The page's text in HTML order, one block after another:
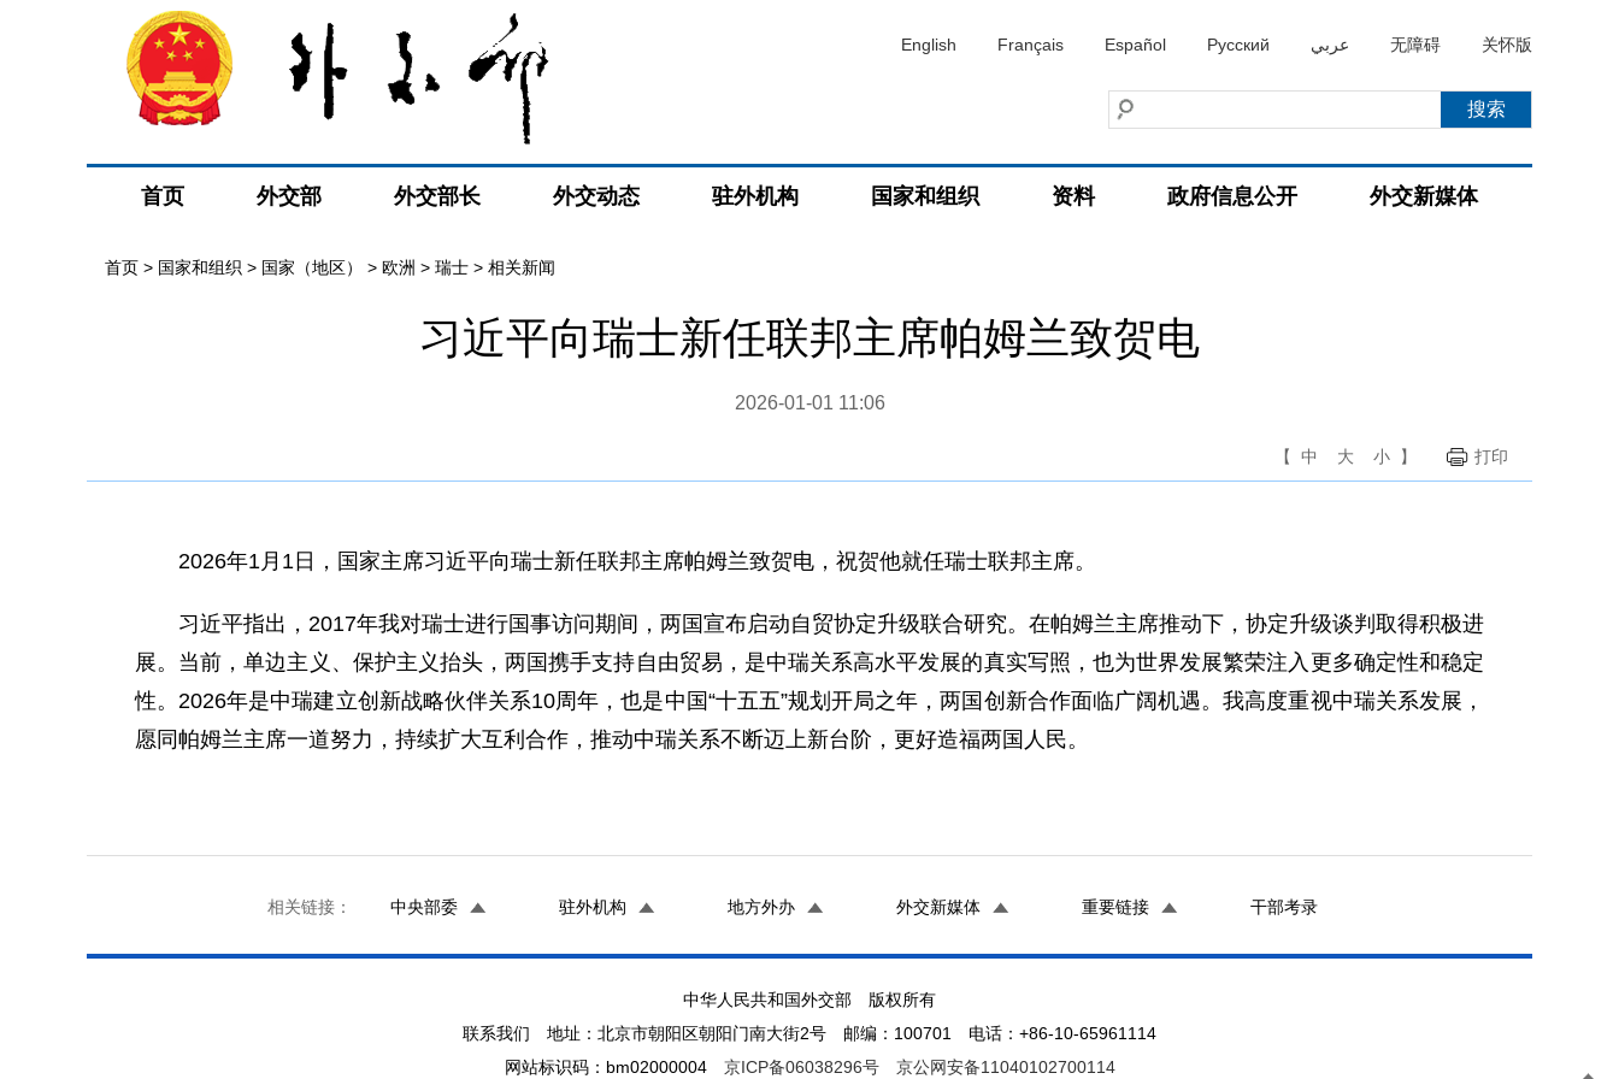
English Français Español Русский عربي 无障碍 关怀版
首页 外交部 外交部长 外交动态 驻外机构 国家和组织 资料 政府信息公开 外交新媒体
首页 > 国家和组织 > 国家（地区） > 欧洲 > 瑞士 > 相关新闻
习近平向瑞士新任联邦主席帕姆兰致贺电
2026-01-01 11:06
【 中 大 小 】 打印
2026年1月1日，国家主席习近平向瑞士新任联邦主席帕姆兰致贺电，祝贺他就任瑞士联邦主席。
习近平指出，2017年我对瑞士进行国事访问期间，两国宣布启动自贸协定升级联合研究。在帕姆兰主席推动下，协定升级谈判取得积极进
展。当前，单边主义、保护主义抬头，两国携手支持自由贸易，是中瑞关系高水平发展的真实写照，也为世界发展繁荣注入更多确定性和稳定
性。2026年是中瑞建立创新战略伙伴关系10周年，也是中国“十五五”规划开局之年，两国创新合作面临广阔机遇。我高度重视中瑞关系发展，
愿同帕姆兰主席一道努力，持续扩大互利合作，推动中瑞关系不断迈上新台阶，更好造福两国人民。
相关链接： 中央部委 驻外机构 地方外办 外交新媒体 重要链接 干部考录
中华人民共和国外交部 版权所有
联系我们 地址：北京市朝阳区朝阳门南大街2号 邮编：100701 电话：+86-10-65961114
网站标识码：bm02000004 京ICP备06038296号 京公网安备11040102700114